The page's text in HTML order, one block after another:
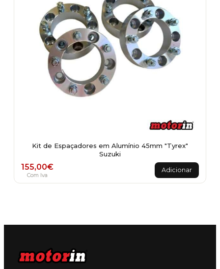
Kit de Espaçadores em Alumínio 45mm "Tyrex"
Suzuki
155,00€
Com Iva
Adicionar